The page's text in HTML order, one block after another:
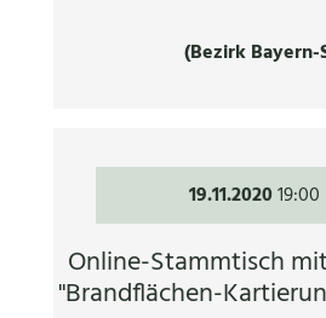
(Bezirk Bayern-
19.11.2020
Online-Stammtisch
"Brandflächen-